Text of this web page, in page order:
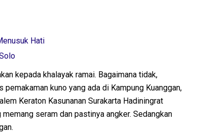
Hati
kepada khalayak ramai. Bagaimana tidak,
kuno yang ada di Kampung Kuanggan,
Keraton Kasunanan Surakarta Hadiningrat
seram dan pastinya angker. Sedangkan